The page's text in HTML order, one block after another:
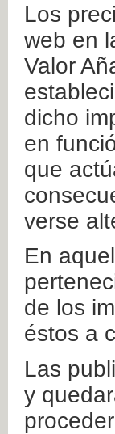
Los
web en
Valor
dicho
en
que
verse
En
de los
éstos a
Las
y